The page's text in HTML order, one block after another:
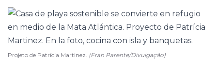
Projeto de Patrícia Martinez. (Fran Parente/Divulgação)